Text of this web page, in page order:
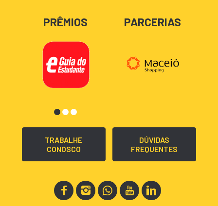
PRÊMIOS PARCERIAS
TRABALHE
CONOSCO
DÚVIDAS
FREQUENTES